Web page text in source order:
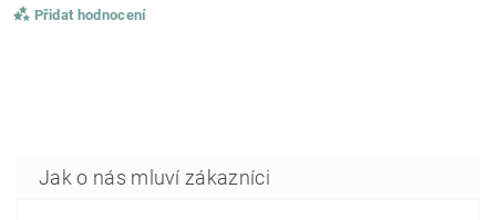
Přidat hodnocení